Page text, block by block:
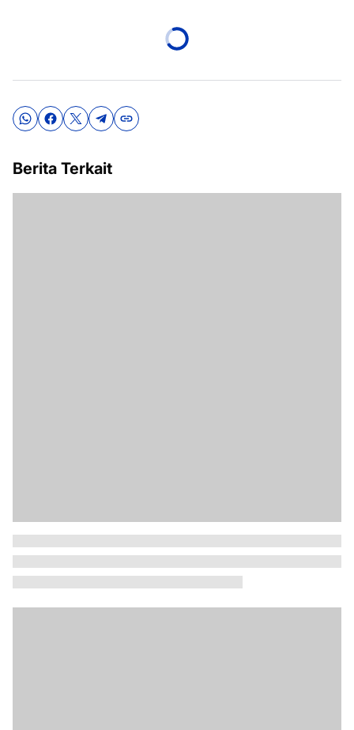
Berita Terkait